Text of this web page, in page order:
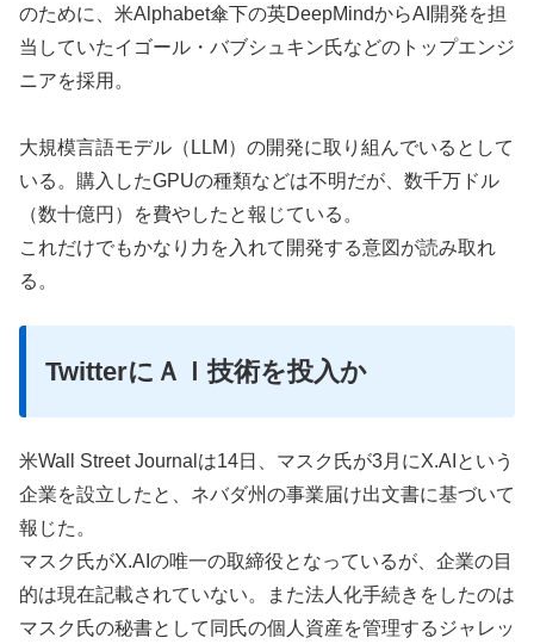
のために、米Alphabet傘下の英DeepMindからAI開発を担
当していたイゴール・バブシュキン氏などのトップエンジ
ニアを採用。
大規模言語モデル（LLM）の開発に取り組んでいるとして
いる。購入したGPUの種類などは不明だが、数千万ドル
（数十億円）を費やしたと報じている。
これだけでもかなり力を入れて開発する意図が読み取れ
る。
TwitterにＡＩ技術を投入か
米Wall Street Journalは14日、マスク氏が3月にX.AIという
企業を設立したと、ネバダ州の事業届け出文書に基づいて
報じた。
マスク氏がX.AIの唯一の取締役となっているが、企業の目
的は現在記載されていない。また法人化手続きをしたのは
マスク氏の秘書として同氏の個人資産を管理するジャレッ